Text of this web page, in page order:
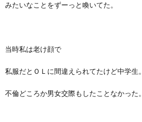
みたいなことをずーっと喚いてた。
当時私は老け顔で
私服だとＯＬに間違えられてたけど中学生。
不倫どころか男女交際もしたことなかった。